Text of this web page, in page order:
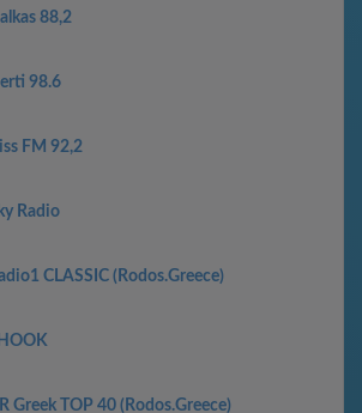
88,2
98.6
FM 92,2
Radio
CLASSIC (Rodos.Greece)
Greek TOP 40 (Rodos.Greece)